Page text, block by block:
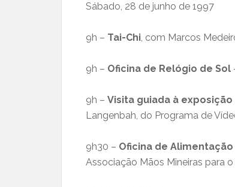
Sábado, 28 de junho de 1997
9h – Tai-Chi, com Marcos
9h – Oficina de Relógio de Sol
9h – Visita guiada à
Langenbah, do Programa de
9h30 – Oficina de Alimentação
Associação Mãos Mineiras para